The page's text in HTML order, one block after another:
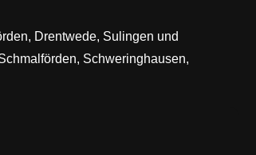
Drentwede, Sulingen und
Schweringhausen,